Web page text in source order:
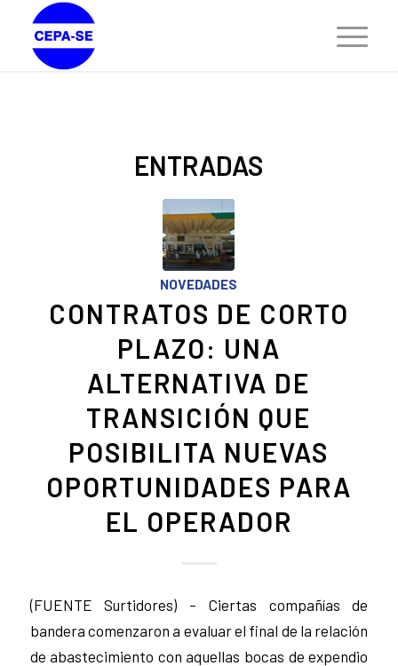
ENTRADAS
NOVEDADES
CONTRATOS DE CORTO
PLAZO: UNA
ALTERNATIVA DE
TRANSICIÓN QUE
POSIBILITA NUEVAS
OPORTUNIDADES PARA
EL OPERADOR
(FUENTE Surtidores) – Ciertas compañías de
bandera comenzaron a evaluar el final de la relación
de abastecimiento con aquellas bocas de expendio